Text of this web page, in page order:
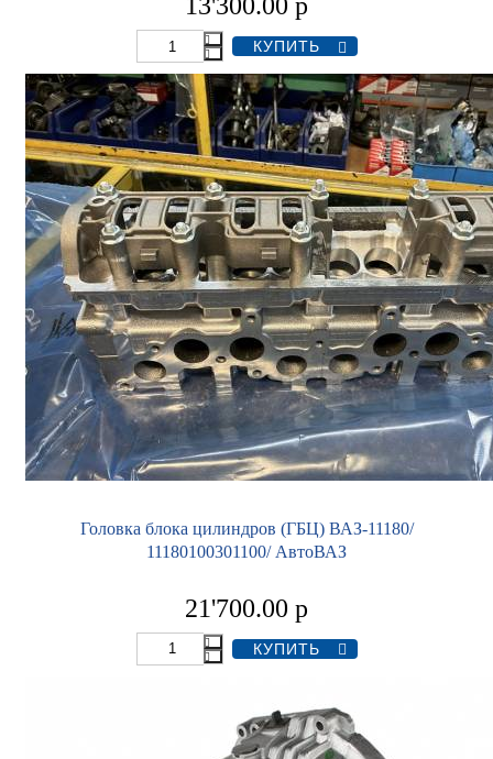
13'300.00 р
Головка блока цилиндров (ГБЦ) ВАЗ-11180/
11180100301100/ АвтоВАЗ
21'700.00 р